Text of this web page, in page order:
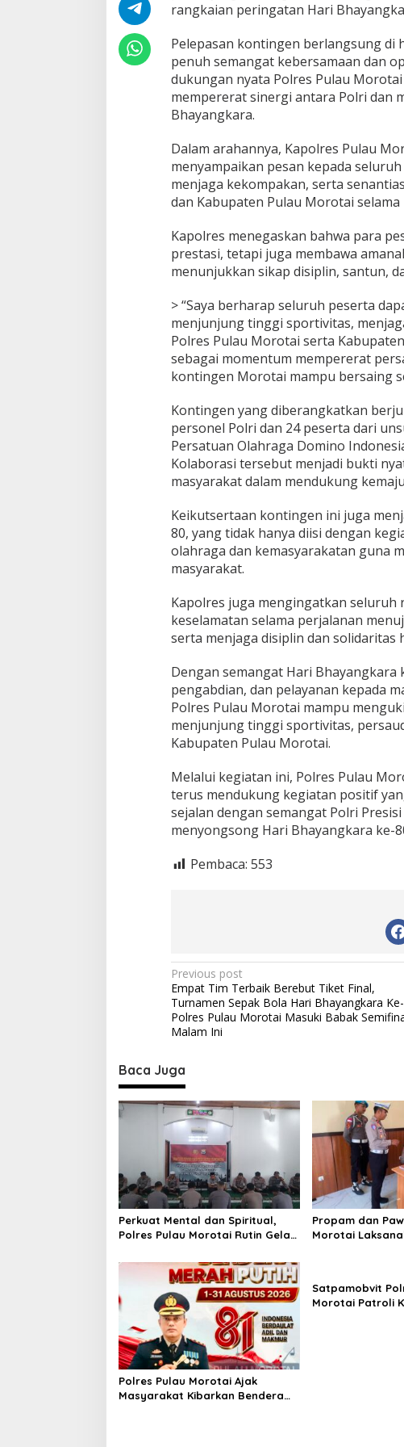
s
o
n
t
n
n
D
o
m
o
M
e
n
j
u
K
e
j
u
r
a
n
K
a
o
d
a
p
d
i
S
f
i
i
rangkaian peringatan Hari
Pelepasan kontingen berlangsung di
penuh semangat kebersamaan dan
dukungan nyata Polres Pulau
mempererat sinergi antara Polri dan
Bhayangkara.
Dalam arahannya, Kapolres Pulau
menyampaikan pesan kepada
menjaga kekompakan, serta
dan Kabupaten Pulau Morotai
Kapolres menegaskan bahwa para
prestasi, tetapi juga membawa
menunjukkan sikap disiplin, santun,
> “Saya berharap seluruh peserta
menjunjung tinggi sportivitas,
Polres Pulau Morotai serta
sebagai momentum mempererat
kontingen Morotai mampu bersaing
Kontingen yang diberangkatkan
personel Polri dan 24 peserta dari
Persatuan Olahraga Domino
Kolaborasi tersebut menjadi bukti
masyarakat dalam mendukung
Keikutsertaan kontingen ini juga
80, yang tidak hanya diisi dengan
olahraga dan kemasyarakatan guna
masyarakat.
Kapolres juga mengingatkan
keselamatan selama perjalanan
serta menjaga disiplin dan solidaritas
Dengan semangat Hari
pengabdian, dan pelayanan kepada
Polres Pulau Morotai mampu
menjunjung tinggi sportivitas,
Kabupaten Pulau Morotai.
Melalui kegiatan ini, Polres Pulau
terus mendukung kegiatan positif
sejalan dengan semangat Polri
menyongsong Hari Bhayangkara ke-
Pembaca: 553
P
o
s
n
a
v
i
g
a
t
i
n
Previous post
Empat Tim Terbaik Berebut Tiket Final,
Turnamen Sepak Bola Hari Bhayangkara
Polres Pulau Morotai Masuki Babak
Malam Ini
Baca Juga
Perkuat Mental dan Spiritual,
Polres Pulau Morotai Rutin Gelar
Berintegritas
Propam dan
Morotai
Polres Pulau Morotai Ajak
Masyarakat Kibarkan Bendera
Satpamobvit
Morotai Patroli